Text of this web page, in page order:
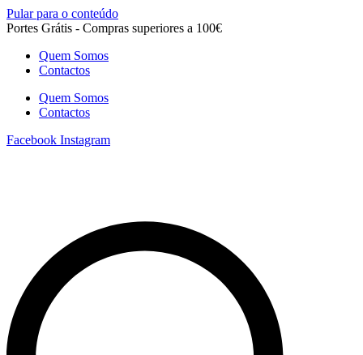
Pular para o conteúdo
Portes Grátis - Compras superiores a 100€
Quem Somos
Contactos
Quem Somos
Contactos
Facebook Instagram